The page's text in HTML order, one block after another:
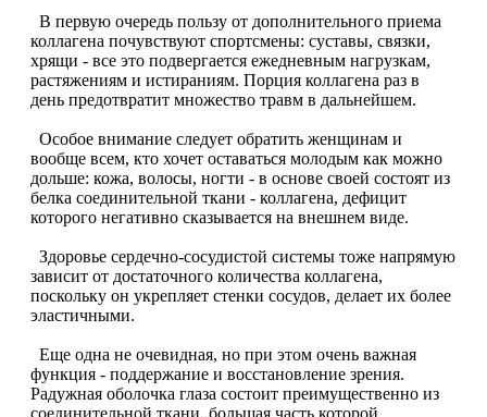
Казеин
Многокомпонентный и яичный протеин
Растительный протеин
Снижение веса
НАЗАД
Жиросжигатели
Карнитин
В первую очередь пользу от дополнительного приема
коллагена почувствуют спортсмены: суставы, связки,
хрящи - все это подвергается ежедневным нагрузкам,
растяжениям и истираниям. Порция коллагена раз в
день предотвратит множество травм в дальнейшем.
Особое внимание следует обратить женщинам и
вообще всем, кто хочет оставаться молодым как можно
дольше: кожа, волосы, ногти - в основе своей состоят из
белка соединительной ткани - коллагена, дефицит
которого негативно сказывается на внешнем виде.
Здоровье сердечно-сосудистой системы тоже напрямую
зависит от достаточного количества коллагена,
поскольку он укрепляет стенки сосудов, делает их более
эластичными.
Еще одна не очевидная, но при этом очень важная
функция - поддержание и восстановление зрения.
Радужная оболочка глаза состоит преимущественно из
соединительной ткани, большая часть которой